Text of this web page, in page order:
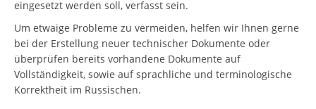
eingesetzt werden soll, verfasst sein.
Um etwaige Probleme zu vermeiden, helfen wir Ihnen gerne
bei der Erstellung neuer technischer Dokumente oder
überprüfen bereits vorhandene Dokumente auf
Vollständigkeit, sowie auf sprachliche und terminologische
Korrektheit im Russischen.